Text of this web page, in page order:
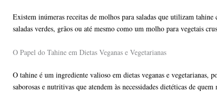
Existem inúmeras receitas de molhos para saladas que utilizam
saladas verdes, grãos ou até mesmo como um molho para vegetais
O Papel do Tahine em Dietas Veganas e Vegetarianas
O tahine é um ingrediente valioso em dietas veganas e vegetarianas,
saborosas e nutritivas que atendem às necessidades dietéticas de